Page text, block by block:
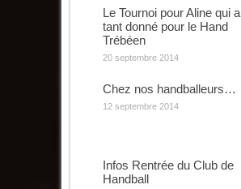
Le Tournoi pour Aline qui a
tant donné pour le Hand
Trébéen
20 septembre 2014
Chez nos handballeurs…
12 septembre 2014
Infos Rentrée du Club de
Handball